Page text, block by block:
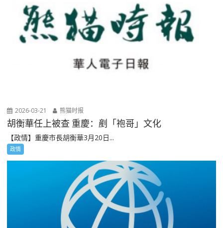
2026-03-21 熊猫时报
胡衡華任上被查 重慶：剷「袍哥」文化
【政情】重慶市長胡衡華3月20日...
政情